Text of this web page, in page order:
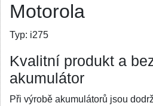
Motorola
Typ: i275
Kvalitní produkt a
akumulátor
Při výrobě akumulátorů jsou